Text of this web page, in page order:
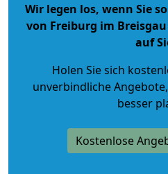
Wir legen los, wenn Sie
von Freiburg im
auf
Holen Sie sich
unverbindliche Angebote
besser
Kostenlose